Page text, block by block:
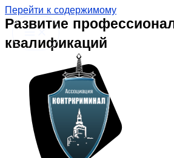
Перейти к содержимому
Развитие
квалификаций